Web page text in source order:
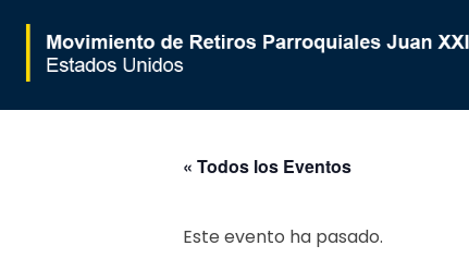
« Todos los Eventos
Este evento ha pasado.